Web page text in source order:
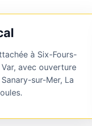
à Six-Fours-
avec ouverture
sur-Mer, La